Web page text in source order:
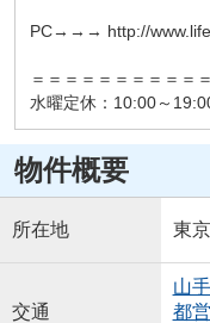
PC→→→ http://
＝＝＝＝＝＝＝＝＝＝
水曜定休：10:00～
物件概要
所在地 東
交通
山
都